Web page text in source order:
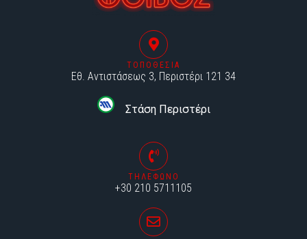
ΤΟΠΟΘΕΣΙΑ
Εθ. Αντιστάσεως 3, Περιστέρι 121 34
Στάση Περιστέρι
ΤΗΛΕΦΩΝΟ
+30 210 5711105